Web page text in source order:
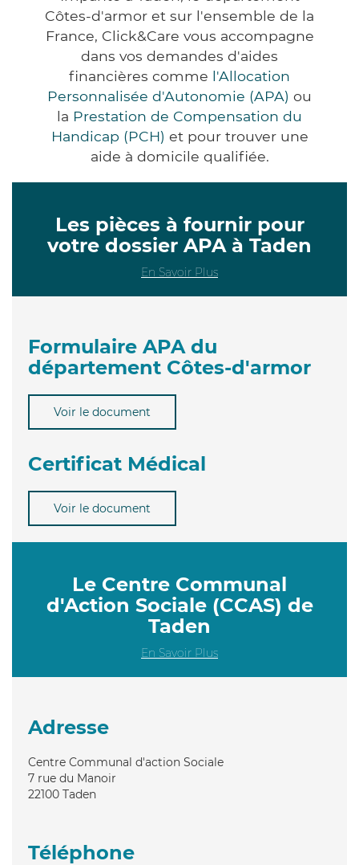
Côtes-d'armor et sur l'ensemble de la
France, Click&Care vous accompagne
dans vos demandes d'aides
financières comme l'Allocation
Personnalisée d'Autonomie (APA) ou
la Prestation de Compensation du
Handicap (PCH) et pour trouver une
aide à domicile qualifiée.
Les pièces à fournir pour
votre dossier APA à Taden
En Savoir Plus
Formulaire APA du
département Côtes-d'armor
Voir le document
Certificat Médical
Voir le document
Le Centre Communal
d'Action Sociale (CCAS) de
Taden
En Savoir Plus
Adresse
Centre Communal d'action Sociale
7 rue du Manoir
22100 Taden
Téléphone